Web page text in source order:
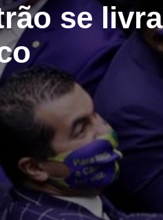
se livra